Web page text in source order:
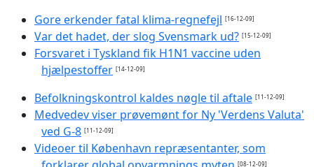
Gore erkender fatal klima-regnefejl [16-12-09]
Var det hadet, der slog Svensmark ud? [15-12-09]
Forsvaret i Tyskland fik H1N1 vaccine uden
hjælpestoffer [14-12-09]
Befolkningskontrol kaldes nøgle til aftale [11-12-09]
Medvedev viser prøvemønt for Ny 'Verdens Valuta'
ved G-8 [11-12-09]
Videoer til København repræsentanter, som
[08-12-09]